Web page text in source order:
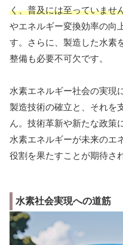
く、普及には至っていませ
やエネルギー変換効率の向
す。さらに、製造した水素
整備も必要不可欠です。
水素エネルギー社会の実現
製造技術の確立と、それを
ん。技術革新や新たな政策
水素エネルギーが未来のエ
役割を果たすことが期待さ
水素社会実現への道筋